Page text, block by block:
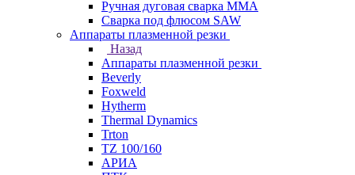
Ручная дуговая сварка MMA
Сварка под флюсом SAW
Аппараты плазменной резки
Назад
Аппараты плазменной резки
Beverly
Foxweld
Hytherm
Thermal Dynamics
Trton
TZ 100/160
АРИА